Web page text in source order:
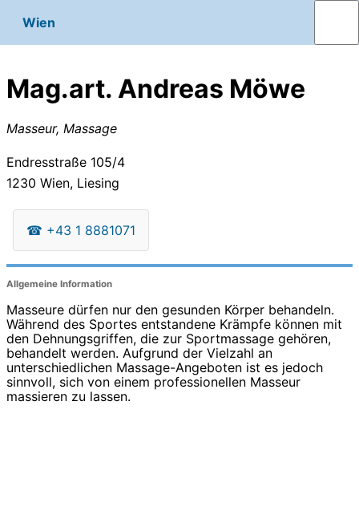
Wien
Mag.art. Andreas Möwe
Masseur, Massage
Endresstraße 105/4
1230 Wien, Liesing
☎ +43 1 8881071
Allgemeine Information
Masseure dürfen nur den gesunden Körper behandeln.
Während des Sportes entstandene Krämpfe können mit
den Dehnungsgriffen, die zur Sportmassage gehören,
behandelt werden. Aufgrund der Vielzahl an
unterschiedlichen Massage-Angeboten ist es jedoch
sinnvoll, sich von einem professionellen Masseur
massieren zu lassen.